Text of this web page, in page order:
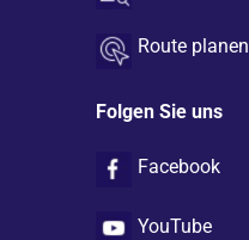
Route planen
Folgen Sie uns
Facebook
YouTube